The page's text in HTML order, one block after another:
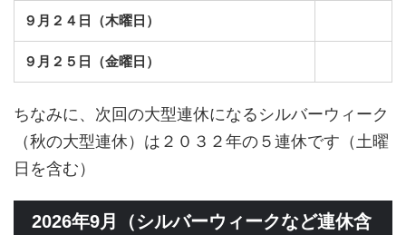
９月２４日（木曜日）
９月２５日（金曜日）
ちなみに、次回の大型連休になるシルバーウィーク
（秋の大型連休）は２０３２年の５連休です（土曜
日を含む）
2026年9月（シルバーウィークなど連休含